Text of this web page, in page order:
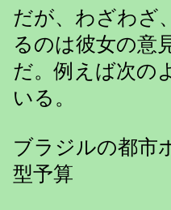
だが、わざわざ
るのは彼女の意
だ。例えば次の
いる。
ブラジルの都市
型予算